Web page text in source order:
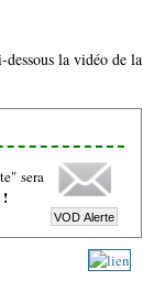
la vidéo de la
sera
!